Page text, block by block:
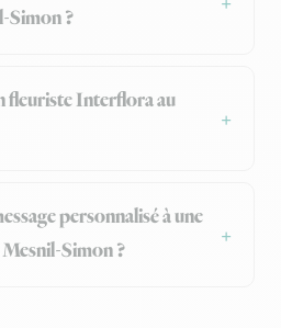
Simon ?
fleuriste Interflora au
personnalisé à une
Simon ?